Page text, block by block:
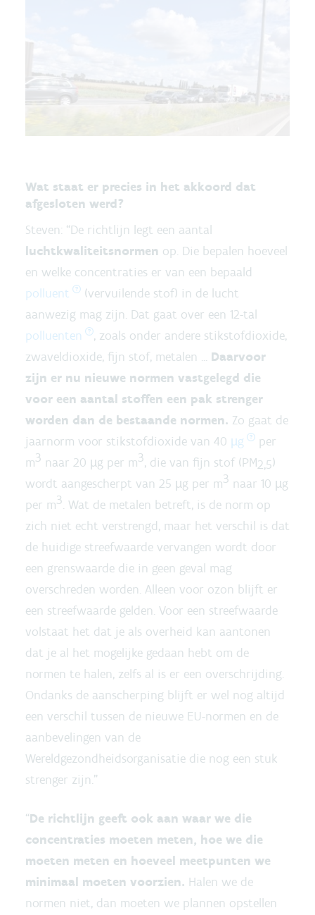
Wat staat er precies in het akkoord dat
afgesloten werd?
Steven: “De richtlijn legt een aantal
luchtkwaliteitsnormen op. Die bepalen hoeveel
en welke concentraties er van een bepaald
polluent
(vervuilende stof) in de lucht
aanwezig mag zijn. Dat gaat over een 12-tal
polluenten
, zoals onder andere stikstofdioxide,
zwaveldioxide, fijn stof, metalen ... Daarvoor
zijn er nu nieuwe normen vastgelegd die
voor een aantal stoffen een pak strenger
worden dan de bestaande normen. Zo gaat de
jaarnorm voor stikstofdioxide van 40 µg
per
m3 naar 20 µg per m3, die van fijn stof (PM2,5)
wordt aangescherpt van 25 µg per m3 naar 10 µg
per m3. Wat de metalen betreft, is de norm op
zich niet echt verstrengd, maar het verschil is dat
de huidige streefwaarde vervangen wordt door
een grenswaarde die in geen geval mag
overschreden worden. Alleen voor ozon blijft er
een streefwaarde gelden. Voor een streefwaarde
volstaat het dat je als overheid kan aantonen
dat je al het mogelijke gedaan hebt om de
normen te halen, zelfs al is er een overschrijding.
Ondanks de aanscherping blijft er wel nog altijd
een verschil tussen de nieuwe EU-normen en de
aanbevelingen van de
Wereldgezondheidsorganisatie die nog een stuk
strenger zijn.”
“De richtlijn geeft ook aan waar we die
concentraties moeten meten, hoe we die
moeten meten en hoeveel meetpunten we
minimaal moeten voorzien. Halen we de
normen niet, dan moeten we plannen opstellen